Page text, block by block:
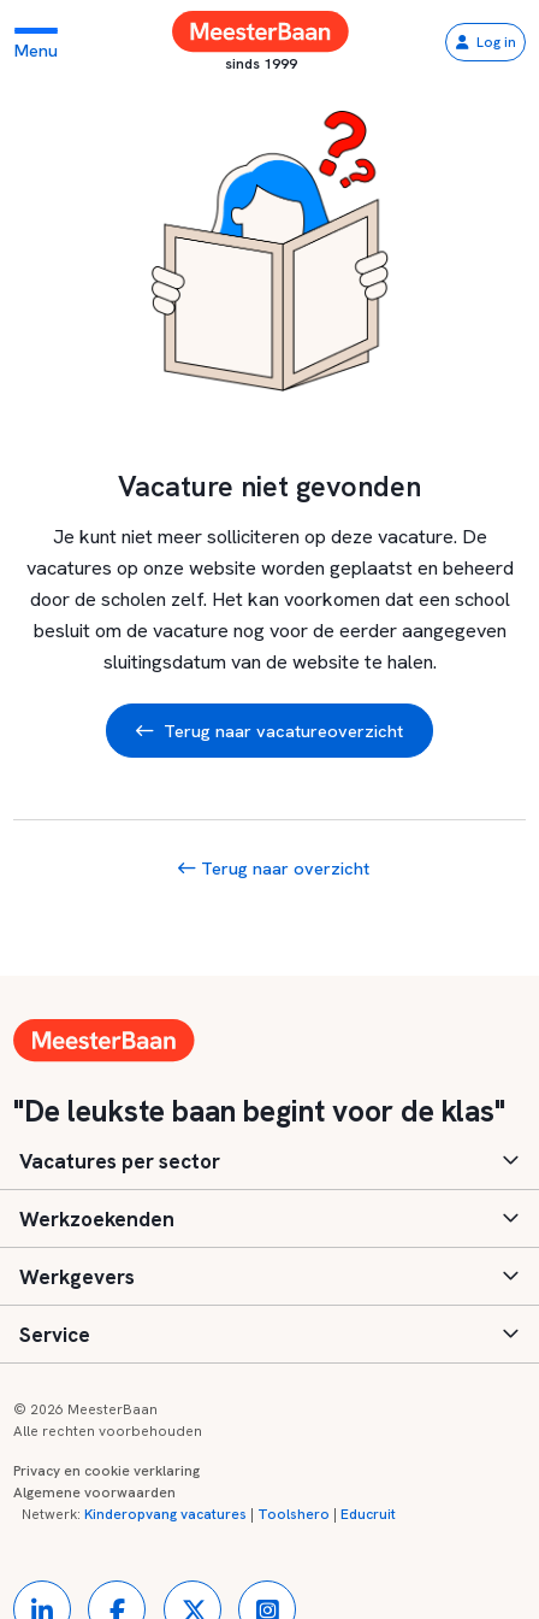
Menu
sinds 1999
Log in
Vacature niet gevonden
Je kunt niet meer solliciteren op deze vacature. De
vacatures op onze website worden geplaatst en beheerd
door de scholen zelf. Het kan voorkomen dat een school
besluit om de vacature nog voor de eerder aangegeven
sluitingsdatum van de website te halen.
Terug naar vacatureoverzicht
Terug naar overzicht
"De leukste baan begint voor de klas"
Vacatures per sector
Basisonderwijs
Speciaal (basis) onderwijs
Voortgezet onderwijs
Kinderopvang
Werkzoekenden
Aanmelden
Vacatures
Zij-instroom informatie
Werkgevers
Inloggen
Registreren
Service
Onderwijs links
© 2026 MeesterBaan
Alle rechten voorbehouden
Privacy en cookie verklaring
Algemene voorwaarden
Netwerk:Kinderopvang vacatures | Toolshero |Educruit